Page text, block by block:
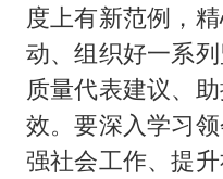
度上有新范例，
动、组织好一系
质量代表建议、
效。要深入学习
强社会工作、提